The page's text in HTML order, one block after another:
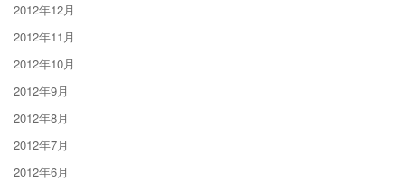
2012年12月
2012年11月
2012年10月
2012年9月
2012年8月
2012年7月
2012年6月